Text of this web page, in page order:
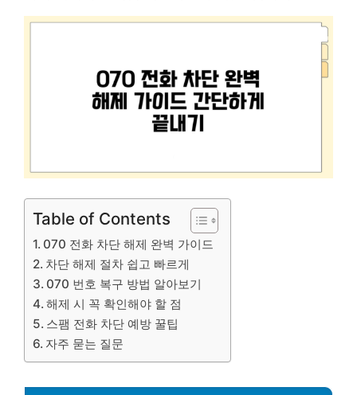
Table of Contents
070 전화 차단 해제 완벽 가이드
차단 해제 절차 쉽고 빠르게
070 번호 복구 방법 알아보기
해제 시 꼭 확인해야 할 점
스팸 전화 차단 예방 꿀팁
자주 묻는 질문